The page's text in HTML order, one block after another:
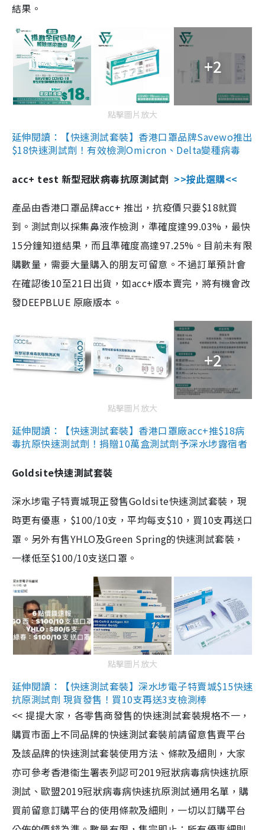
結果。
+2
點擊圖片放大
延伸閱讀：【快速測試套裝】香港口罩品牌Savewo推出
$18快速測試劑！有效檢測Omicron、Delta變種病毒
acc+ test 新型冠狀病毒抗原測試劑 >>按此選購<<
產品由香港口罩品牌acc+ 推出，抗疫價只要$18就買
到。測試劑以採集鼻液作檢測，準確度達99.03%，最快
15分鐘知道結果，而且準確度高達97.25%。目前未有限
購數量，需要大量購入的朋友可留意。不過訂單預計會
在確認後10至21日出貨，如acc+版本賣完，將有機會改
發DEEPBLUE 原廠版本。
+2
點擊圖片放大
延伸閱讀：【快速測試套裝】香港口罩廠acc+推$18病
毒抗原快速測試劑！捐贈10萬盒測試劑予深水埗露宿者
Goldsite快速測試套裝
深水埗電子特賣城現正發售Goldsite快速測試套裝，現
時更有優惠，$100/10支，平均每支$10，買10支再送口
罩。另外有售YHLO及Green Spring的快速測試套裝，
一樣低至$100/10支送口罩。
點擊圖片放大
延伸閱讀：【快速測試套裝】深水埗電子特賣城$15快速
抗原測試劑 現貨發售！買10支再送3支檢測棒
<< 提提大家，各零售商發售的快速測試套裝規格不一，
購買市面上不同品牌的快速測試套裝前請留意售賣平台
及該品牌的快速測試套裝使用方法、條款及細則，大家
亦可參考香港衞生署表列認可2019冠狀病毒病快速抗原
測試、歐盟2019冠狀病毒病快速抗原測試通用名單，購
買前留意訂購平台的使用條款及細則，一切以訂購平台